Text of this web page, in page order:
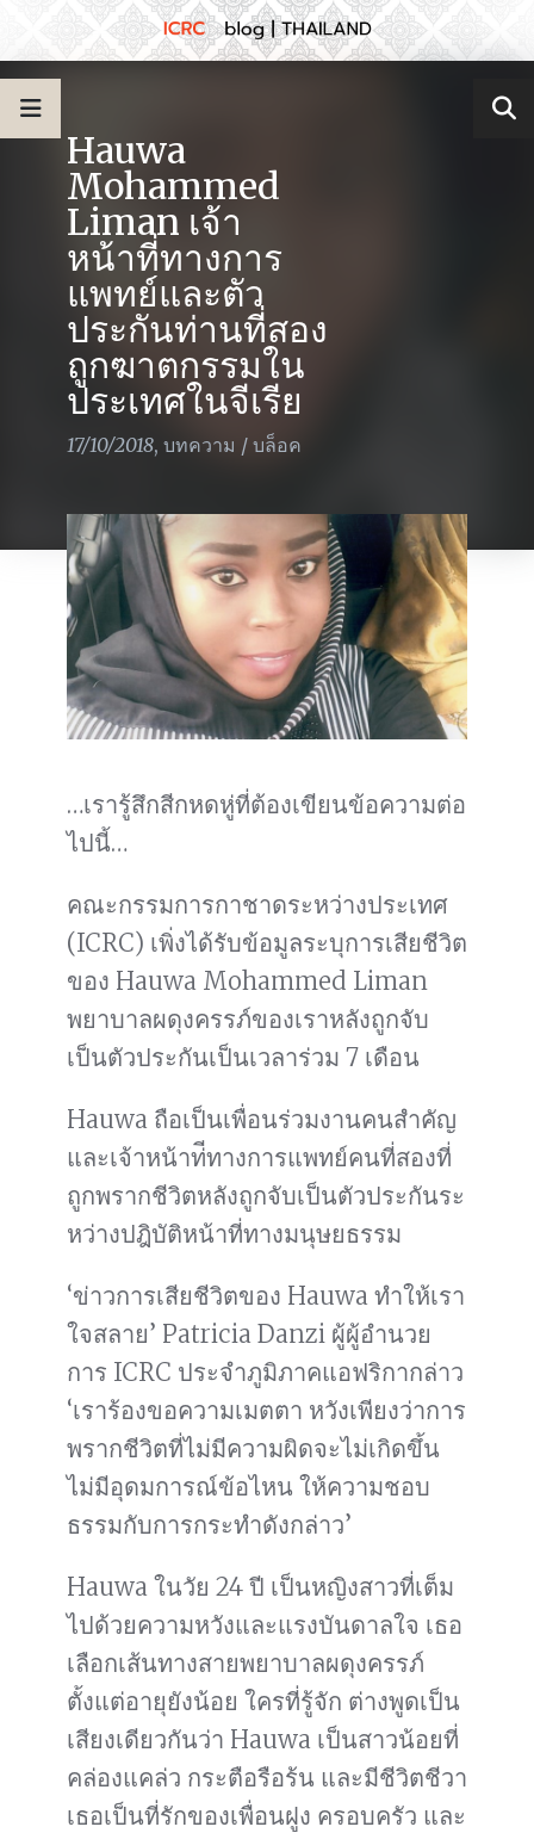
Hauwa
Mohammed
Liman เจ้า
หน้าที่ทางการ
แพทย์และตัว
ประกันท่านที่สอง
ถูกฆาตกรรมใน
ประเทศในจีเรีย
17/10/2018, บทความ / บล็อค
…เรารู้สึกสีกหดหู่ที่ต้องเขียนข้อความต่อ
ไปนี้…
คณะกรรมการกาชาดระหว่างประเทศ
(ICRC) เพิ่งได้รับข้อมูลระบุการเสียชีวิต
ของ Hauwa Mohammed Liman
พยาบาลผดุงครรภ์ของเราหลังถูกจับ
เป็นตัวประกันเป็นเวลาร่วม 7 เดือน
Hauwa ถือเป็นเพื่อนร่วมงานคนสำคัญ
และเจ้าหน้าท่ีทางการแพทย์คนที่สองที่
ถูกพรากชีวิตหลังถูกจับเป็นตัวประกันระ
หว่างปฎิบัติหน้าที่ทางมนุษยธรรม
‘ข่าวการเสียชีวิตของ Hauwa ทำให้เรา
ใจสลาย’ Patricia Danzi ผู้ผู้อำนวย
การ ICRC ประจำภูมิภาคแอฟริกากล่าว
‘เราร้องขอความเมตตา หวังเพียงว่าการ
พรากชีวิตที่ไม่มีความผิดจะไม่เกิดขึ้น
ไม่มีอุดมการณ์ข้อไหน ให้ความชอบ
ธรรมกับการกระทำดังกล่าว’
Hauwa ในวัย 24 ปี เป็นหญิงสาวที่เต็ม
ไปด้วยความหวังและแรงบันดาลใจ เธอ
เลือกเส้นทางสายพยาบาลผดุงครรภ์
ตั้งแต่อายุยังน้อย ใครที่รู้จัก ต่างพูดเป็น
เสียงเดียวกันว่า Hauwa เป็นสาวน้อยที่
คล่องแคล่ว กระตือรือร้น และมีชีวิตชีวา
เธอเป็นที่รักของเพื่อนฝูง ครอบครัว และ